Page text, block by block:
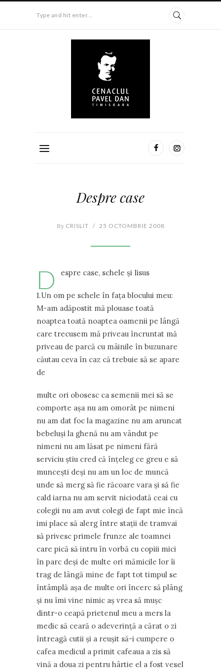
Type and hit enter...
Despre case
By CRISLIT / 25 OCTOMBRIE 2008
D espre case, schele şi Iisus
1.Un om pe schele în faţa blocului meu:
M-am adăpostit mă plouase toată
noaptea toată noaptea oamenii pe lângă
care trecusem mă priveau încruntat mă
priveau de parcă cu mâinile în buzunare
căutau ceva în caz că trebuie să se apare
de
multe ori obosesc ca semenii mei să se
comporte aşa nu am omorât pe nimeni
nu am dat foc la magazine nu am aruncat
bebeluşi la ghenă nu am vândut pe
nimeni nu am lăsat pe nimeni fără
serviciu ştiu cred că înţeleg ce greu e să
munceşti deşi nu am un loc de muncă
unde să merg să fie răcoare vara şi să fie
cald iarna nu am servit niciodată ceai cu
colegii nu am avut colegi de fapt mie încă
imi place să alerg între staţii de tramvai
să privesc primele frunze ale toamnei
care pică să intru în vorbă cu copiii mici
în parc deşi de multe ori mămicile lor îi
trag de lângă mine de fapt tot timpul se
întâmplă aşa de multe ori încerc să plâng
şi nu îmi vine nimic aş vrea să muşc
dintr-o ceapă prietenul meu a mers la
medic să ceară o adeverinţă a cărat o zi
întreagă cutii şi a reuşit să-i cumpere o
cafea medicul a primit cafeaua a zis să
vină a doua zi pentru hârtie el a fost vesel